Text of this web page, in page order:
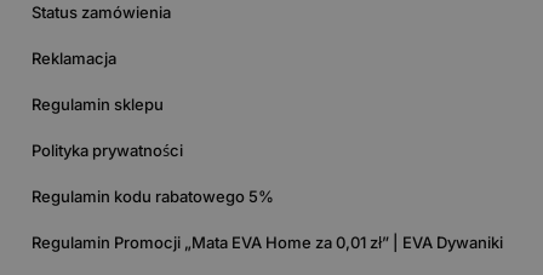
Status zamówienia
Reklamacja
Regulamin sklepu
Polityka prywatności
Regulamin kodu rabatowego 5%
Regulamin Promocji „Mata EVA Home za 0,01 zł” | EVA Dywaniki